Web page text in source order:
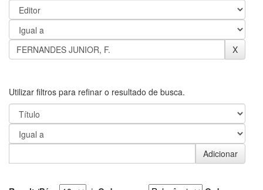
Utilizar filtros para refinar o resultado de busca.